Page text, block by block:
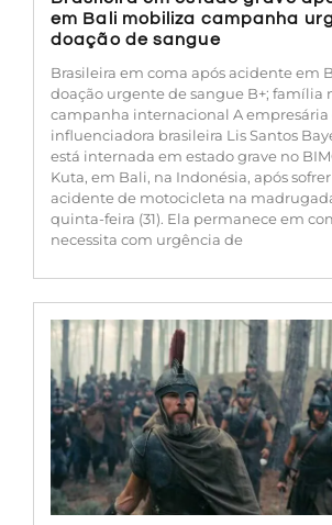
em Bali mobiliza campanha
doação de sangue
Brasileira em coma após acidente em
doação urgente de sangue B+; família
campanha internacional A empresária
influenciadora brasileira Lis Santos
está internada em estado grave no
Kuta, em Bali, na Indonésia, após
acidente de motocicleta na
quinta-feira (31). Ela permanece em
necessita com urgência de